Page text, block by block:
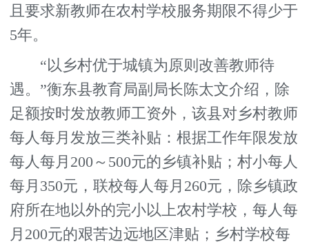
且要求新教师在农村学校服务期限不得少于
5年。
“以乡村优于城镇为原则改善教师待
遇。”衡东县教育局副局长陈太文介绍，除
足额按时发放教师工资外，该县对乡村教师
每人每月发放三类补贴：根据工作年限发放
每人每月200～500元的乡镇补贴；村小每人
每月350元，联校每人每月260元，除乡镇政
府所在地以外的完小以上农村学校，每人每
月200元的艰苦边远地区津贴；乡村学校每